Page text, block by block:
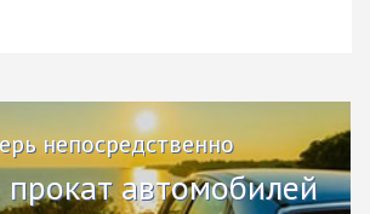
непосредственно
автомобилей